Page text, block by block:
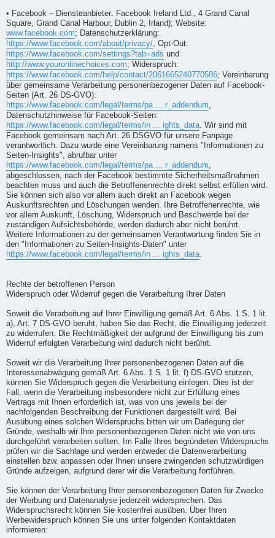
• Facebook – Diensteanbieter: Facebook Ireland Ltd., 4 Grand Canal
Square, Grand Canal Harbour, Dublin 2, Irland); Website:
www.facebook.com; Datenschutzerklärung:
https://www.facebook.com/about/privacy/, Opt-Out:
https://www.facebook.com/settings?tab=ads und
http://www.youronlinechoices.com; Widerspruch:
https://www.facebook.com/help/contact/2061665240770586; Vereinbarung
über gemeinsame Verarbeitung personenbezogener Daten auf Facebook-
Seiten (Art. 26 DS-GVO):
https://www.facebook.com/legal/terms/pa ... r_addendum,
Datenschutzhinweise für Facebook-Seiten:
https://www.facebook.com/legal/terms/in ... ights_data. Wir sind mit
Facebook gemeinsam nach Art. 26 DSGVO für unsere Fanpage
verantwortlich. Dazu wurde eine Vereinbarung namens "Informationen zu
Seiten-Insights", abrufbar unter
https://www.facebook.com/legal/terms/pa ... r_addendum,
abgeschlossen, nach der Facebook bestimmte Sicherheitsmaßnahmen
beachten muss und auch die Betroffenenrechte direkt selbst erfüllen wird.
Sie können sich also vor allem auch direkt an Facebook wegen
Auskunftsrechten und Löschungen wenden. Ihre Betroffenenrechte, wie
vor allem Auskunft, Löschung, Widerspruch und Beschwerde bei der
zuständigen Aufsichtsbehörde, werden dadurch aber nicht berührt.
Weitere Informationen zu der gemeinsamen Verantwortung finden Sie in
den "Informationen zu Seiten-Insights-Daten" unter
https://www.facebook.com/legal/terms/in ... ights_data.
Rechte der betroffenen Person
Widerspruch oder Widerruf gegen die Verarbeitung Ihrer Daten
Soweit die Verarbeitung auf Ihrer Einwilligung gemäß Art. 6 Abs. 1 S. 1 lit.
a), Art. 7 DS-GVO beruht, haben Sie das Recht, die Einwilligung jederzeit
zu widerrufen. Die Rechtmäßigkeit der aufgrund der Einwilligung bis zum
Widerruf erfolgten Verarbeitung wird dadurch nicht berührt.
Soweit wir die Verarbeitung Ihrer personenbezogenen Daten auf die
Interessenabwägung gemäß Art. 6 Abs. 1 S. 1 lit. f) DS-GVO stützen,
können Sie Widerspruch gegen die Verarbeitung einlegen. Dies ist der
Fall, wenn die Verarbeitung insbesondere nicht zur Erfüllung eines
Vertrags mit Ihnen erforderlich ist, was von uns jeweils bei der
nachfolgenden Beschreibung der Funktionen dargestellt wird. Bei
Ausübung eines solchen Widerspruchs bitten wir um Darlegung der
Gründe, weshalb wir Ihre personenbezogenen Daten nicht wie von uns
durchgeführt verarbeiten sollten. Im Falle Ihres begründeten Widerspruchs
prüfen wir die Sachlage und werden entweder die Datenverarbeitung
einstellen bzw. anpassen oder Ihnen unsere zwingenden schutzwürdigen
Gründe aufzeigen, aufgrund derer wir die Verarbeitung fortführen.
Sie können der Verarbeitung Ihrer personenbezogenen Daten für Zwecke
der Werbung und Datenanalyse jederzeit widersprechen. Das
Widerspruchsrecht können Sie kostenfrei ausüben. Über Ihren
Werbewiderspruch können Sie uns unter folgenden Kontaktdaten
informieren: